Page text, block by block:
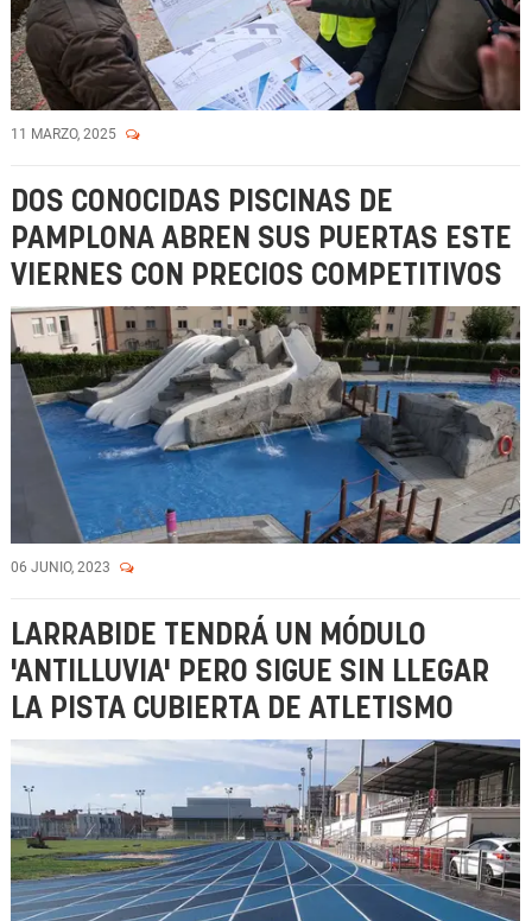
11 MARZO, 2025
DOS CONOCIDAS PISCINAS DE
PAMPLONA ABREN SUS PUERTAS ESTE
VIERNES CON PRECIOS COMPETITIVOS
06 JUNIO, 2023
LARRABIDE TENDRÁ UN MÓDULO
'ANTILLUVIA' PERO SIGUE SIN LLEGAR
LA PISTA CUBIERTA DE ATLETISMO